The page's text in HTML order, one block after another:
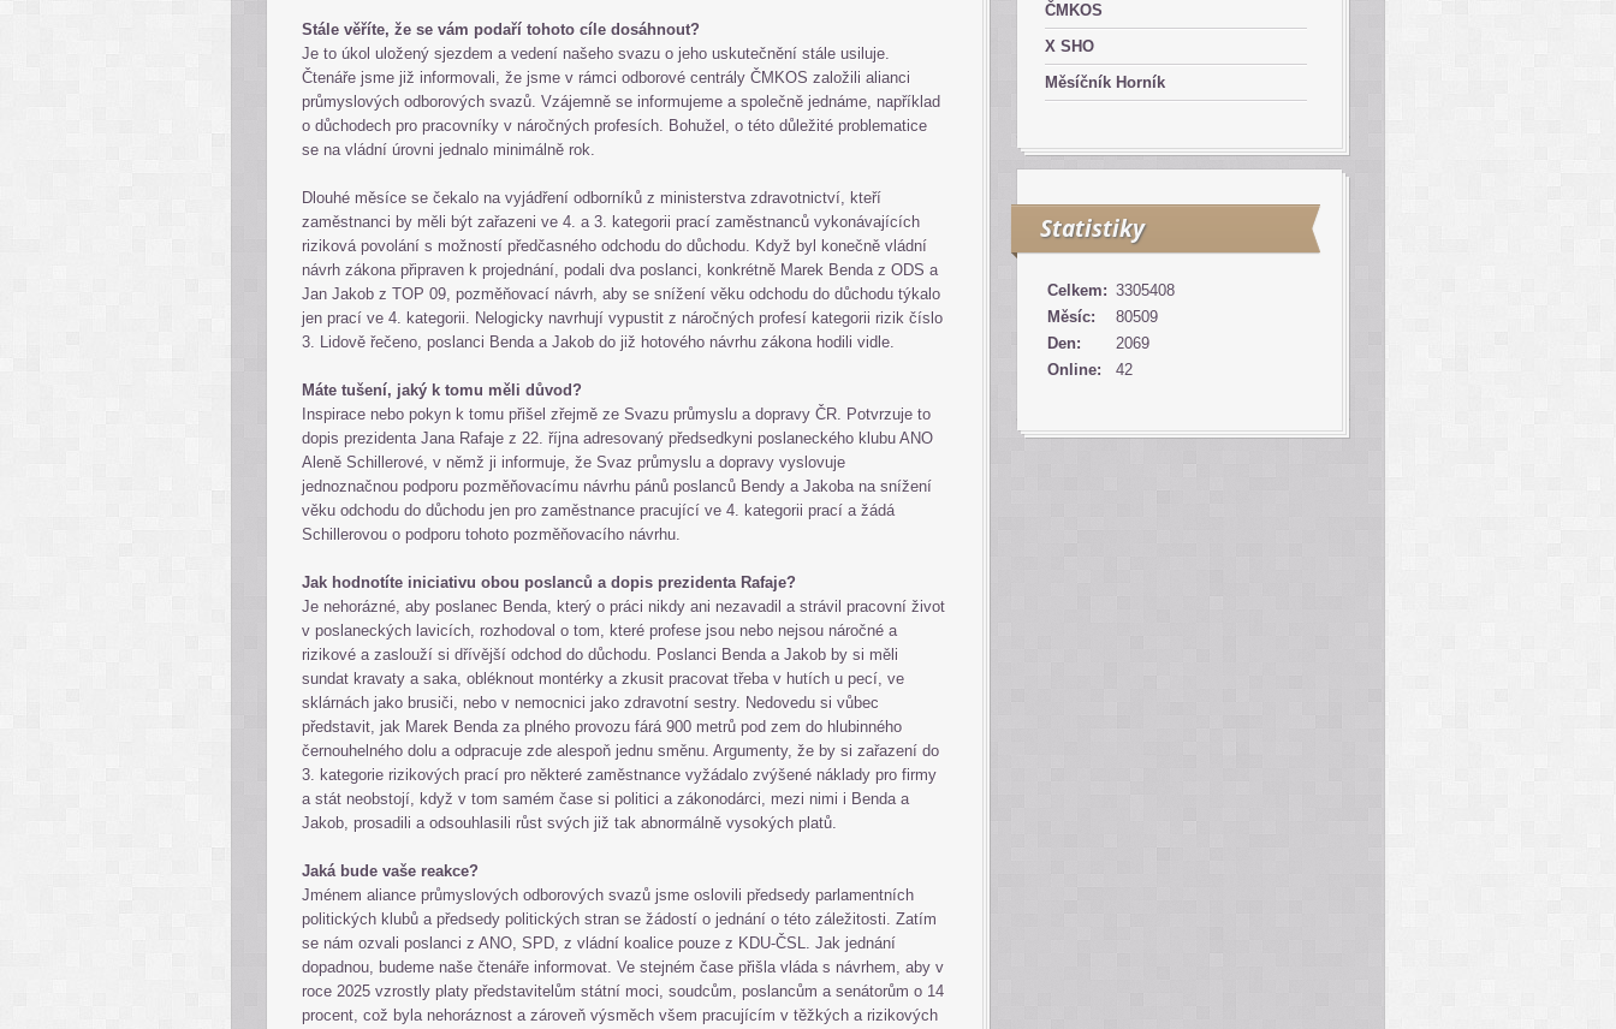
Stále věříte, že se vám podaří tohoto cíle dosáhnout?
Je to úkol uložený sjezdem a vedení našeho svazu o jeho uskutečnění stále usiluje.
Čtenáře jsme již informovali, že jsme v rámci odborové centrály ČMKOS založili alianci
průmyslových odborových svazů. Vzájemně se informujeme a společně jednáme, například
o důchodech pro pracovníky v náročných profesích. Bohužel, o této důležité problematice
se na vládní úrovni jednalo minimálně rok.
Dlouhé měsíce se čekalo na vyjádření odborníků z ministerstva zdravotnictví, kteří
zaměstnanci by měli být zařazeni ve 4. a 3. kategorii prací zaměstnanců vykonávajících
riziková povolání s možností předčasného odchodu do důchodu. Když byl konečně vládní
návrh zákona připraven k projednání, podali dva poslanci, konkrétně Marek Benda z ODS a
Jan Jakob z TOP 09, pozměňovací návrh, aby se snížení věku odchodu do důchodu týkalo
jen prací ve 4. kategorii. Nelogicky navrhují vypustit z náročných profesí kategorii rizik číslo
3. Lidově řečeno, poslanci Benda a Jakob do již hotového návrhu zákona hodili vidle.
Máte tušení, jaký k tomu měli důvod?
Inspirace nebo pokyn k tomu přišel zřejmě ze Svazu průmyslu a dopravy ČR. Potvrzuje to
dopis prezidenta Jana Rafaje z 22. října adresovaný předsedkyni poslaneckého klubu ANO
Aleně Schillerové, v němž ji informuje, že Svaz průmyslu a dopravy vyslovuje
jednoznačnou podporu pozměňovacímu návrhu pánů poslanců Bendy a Jakoba na snížení
věku odchodu do důchodu jen pro zaměstnance pracující ve 4. kategorii prací a žádá
Schillerovou o podporu tohoto pozměňovacího návrhu.
Jak hodnotíte iniciativu obou poslanců a dopis prezidenta Rafaje?
Je nehorázné, aby poslanec Benda, který o práci nikdy ani nezavadil a strávil pracovní život
v poslaneckých lavicích, rozhodoval o tom, které profese jsou nebo nejsou náročné a
rizikové a zaslouží si dřívější odchod do důchodu. Poslanci Benda a Jakob by si měli
sundat kravaty a saka, obléknout montérky a zkusit pracovat třeba v hutích u pecí, ve
sklárnách jako brusiči, nebo v nemocnici jako zdravotní sestry. Nedovedu si vůbec
představit, jak Marek Benda za plného provozu fárá 900 metrů pod zem do hlubinného
černouhelného dolu a odpracuje zde alespoň jednu směnu. Argumenty, že by si zařazení do
3. kategorie rizikových prací pro některé zaměstnance vyžádalo zvýšené náklady pro firmy
a stát neobstojí, když v tom samém čase si politici a zákonodárci, mezi nimi i Benda a
Jakob, prosadili a odsouhlasili růst svých již tak abnormálně vysokých platů.
Jaká bude vaše reakce?
Jménem aliance průmyslových odborových svazů jsme oslovili předsedy parlamentních
politických klubů a předsedy politických stran se žádostí o jednání o této záležitosti. Zatím
se nám ozvali poslanci z ANO, SPD, z vládní koalice pouze z KDU-ČSL. Jak jednání
dopadnou, budeme naše čtenáře informovat. Ve stejném čase přišla vláda s návrhem, aby v
roce 2025 vzrostly platy představitelům státní moci, soudcům, poslancům a senátorům o 14
procent, což byla nehoráznost a zároveň výsměch všem pracujícím v těžkých a rizikových
ČMKOS
X SHO
Měsíčník Horník
Statistiky
Online: 42
Celkem: 3305408
Měsíc:
80509
Den:
2069